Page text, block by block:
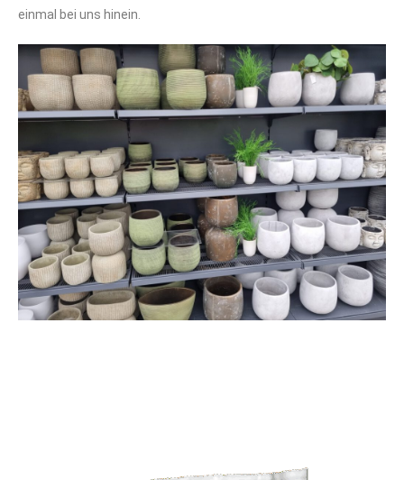
einmal bei uns hinein.